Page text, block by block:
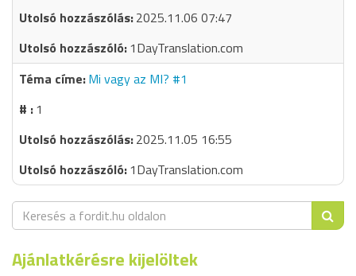
2025.11.06 07:47
1DayTranslation.com
Mi vagy az MI? #1
1
2025.11.05 16:55
1DayTranslation.com
Ajánlatkérésre kijelöltek